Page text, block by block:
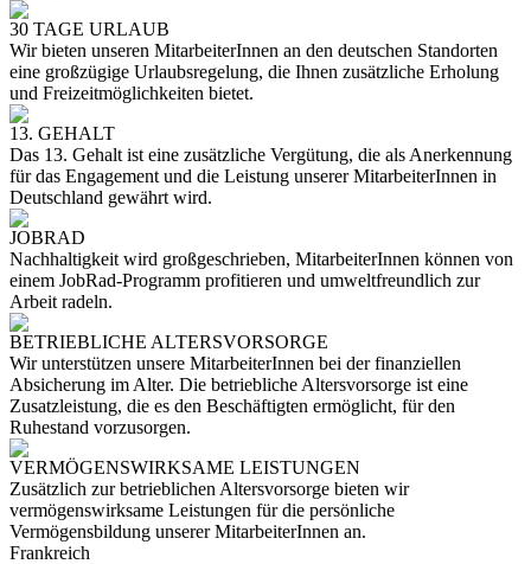
30 TAGE URLAUB
Wir bieten unseren MitarbeiterInnen an den deutschen Standorten
eine großzügige Urlaubsregelung, die Ihnen zusätzliche Erholung
und Freizeitmöglichkeiten bietet.
13. GEHALT
Das 13. Gehalt ist eine zusätzliche Vergütung, die als Anerkennung
für das Engagement und die Leistung unserer MitarbeiterInnen in
Deutschland gewährt wird.
JOBRAD
Nachhaltigkeit wird großgeschrieben, MitarbeiterInnen können von
einem JobRad-Programm profitieren und umweltfreundlich zur
Arbeit radeln.
BETRIEBLICHE ALTERSVORSORGE
Wir unterstützen unsere MitarbeiterInnen bei der finanziellen
Absicherung im Alter. Die betriebliche Altersvorsorge ist eine
Zusatzleistung, die es den Beschäftigten ermöglicht, für den
Ruhestand vorzusorgen.
VERMÖGENSWIRKSAME LEISTUNGEN
Zusätzlich zur betrieblichen Altersvorsorge bieten wir
vermögenswirksame Leistungen für die persönliche
Vermögensbildung unserer MitarbeiterInnen an.
Frankreich